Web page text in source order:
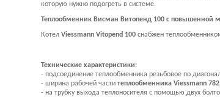
которую нужно подогреть в системе.
Теплообменник Висман Витопенд 100 с повышенной
КотелViessmann Vitopend 100 снабжен
Технические характеристики:
- подсоединение теплообменника резьбовое по
- ширина рабочей частитеплообменника Viessmann
- на трубку выхода теплоносителя с помощью двух